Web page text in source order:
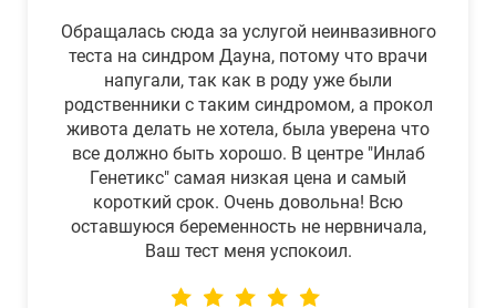
Обращалась сюда за услугой неинвазивного
теста на синдром Дауна, потому что врачи
напугали, так как в роду уже были
родственники с таким синдромом, а прокол
живота делать не хотела, была уверена что
все должно быть хорошо. В центре "Инлаб
Генетикс" самая низкая цена и самый
короткий срок. Очень довольна! Всю
оставшуюся беременность не нервничала,
Ваш тест меня успокоил.